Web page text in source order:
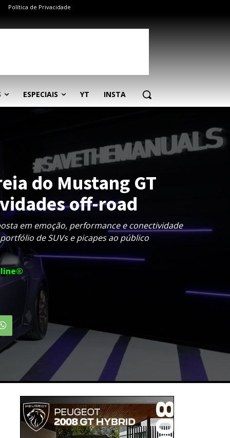
Política de Privacidade
ESPECIAIS YT INSTA
do Mustang GT
off-road
em emoção, performance e conectividade
de SUVs e picapes ao público